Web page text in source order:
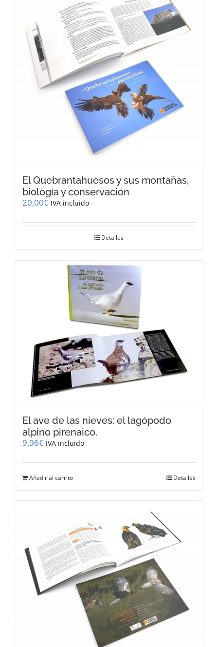
El Quebrantahuesos y sus montañas,
biología y conservación
20,00€ IVA incluido
Detalles
El ave de las nieves: el lagópodo
alpino pirenaico.
9,96€ IVA incluido
Añadir al carrito Detalles